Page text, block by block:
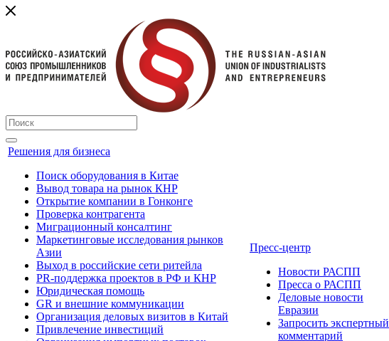
Решения для бизнеса
Поиск оборудования в Китае
Вывод товара на рынок КНР
Открытие компании в Гонконге
Проверка контрагента
Миграционный консалтинг
Маркетинговые исследования рынков
Азии
Выход в российские сети ритейла
PR-поддержка проектов в РФ и КНР
Юридическая помощь
GR и внешние коммуникации
Организация деловых визитов в Китай
Привлечение инвестиций
Пресс-центр
Новости РАСПП
Пресса о РАСПП
Деловые новости
Евразии
Запросить экспертный
комментарий